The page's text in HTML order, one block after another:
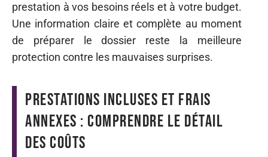
prestation à vos besoins réels et à votre budget.
Une information claire et complète au moment
de préparer le dossier reste la meilleure
protection contre les mauvaises surprises.
Prestations incluses et frais
annexes : comprendre le détail
des coûts